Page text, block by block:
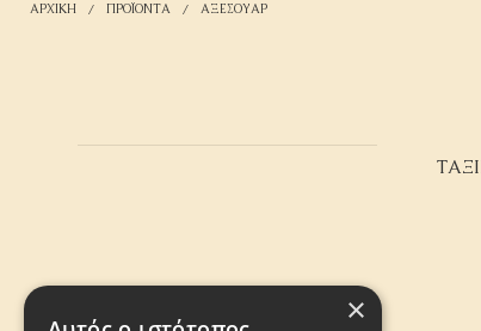
ΑΡΧΙΚΗ ΠΡΟΪΌΝΤΑ ΑΞΕΣΟΥΆΡ
×